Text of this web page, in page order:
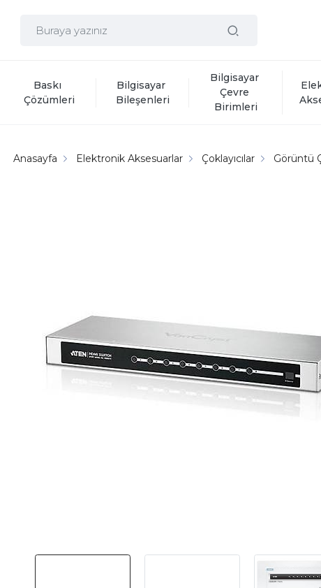
Baskı
Çözümleri
Bilgisayar
Bileşenleri
Bilgisayar
Çevre
Birimleri
Anasayfa Elektronik Aksesuarlar Çoklayıcılar Görüntü